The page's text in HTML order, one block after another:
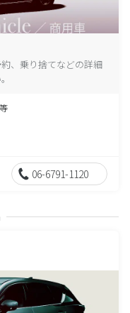
、乗り捨てなどの詳細
06-6791-1120